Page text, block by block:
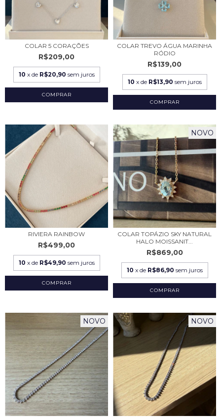
COLAR 5 CORAÇÕES
R$209,00
10 x de R$20,90 sem juros
COLAR TREVO ÁGUA MARINHA
RÓDIO
R$139,00
10 x de R$13,90 sem juros
RIVIERA RAINBOW
R$499,00
10 x de R$49,90 sem juros
NOVO
COLAR TOPÁZIO SKY NATURAL
HALO MOISSANIT...
R$869,00
10 x de R$86,90 sem juros
NOVO NOVO